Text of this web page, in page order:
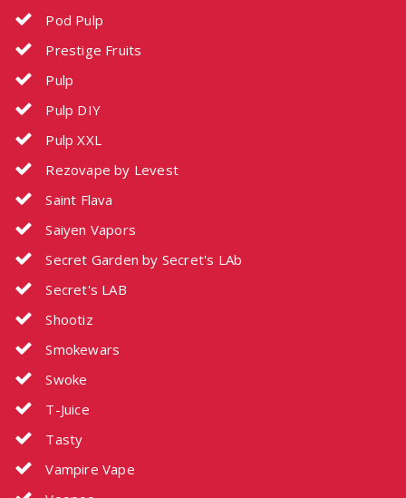
Pod Pulp
Prestige Fruits
Pulp
Pulp DIY
Pulp XXL
Rezovape by Levest
Saint Flava
Saiyen Vapors
Secret Garden by Secret's LAb
Secret's LAB
Shootiz
Smokewars
Swoke
T-Juice
Tasty
Vampire Vape